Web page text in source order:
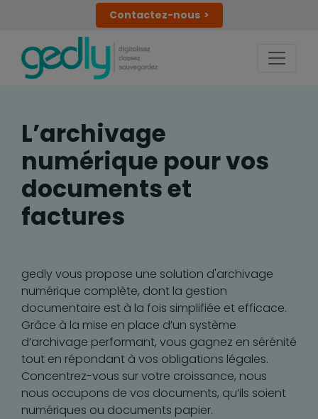
Contactez-nous
L’archivage
numérique pour vos
documents et
factures
gedly vous propose une solution d'archivage
numérique complète, dont la gestion
documentaire est à la fois simplifiée et efficace.
Grâce à la mise en place d’un système
d’archivage performant, vous gagnez en sérénité
tout en répondant à vos obligations légales.
Concentrez-vous sur votre croissance, nous
nous occupons de vos documents, qu’ils soient
numériques ou documents papier.